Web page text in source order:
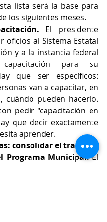
lista será la base para
los siguientes meses.
El presidente
oficios al Sistema Estatal
y a la instancia federal
capacitación para su
que ser específicos:
van a capacitar, en
cuándo pueden hacerlo.
pedir "capacitación en
que decir exactamente
aprender.
consolidar el trabajo
Programa Municipal. El
debe producir un